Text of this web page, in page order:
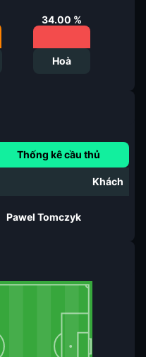
34.00 %
Hoà
Thống kê cầu thủ
Khách
Pawel Tomczyk